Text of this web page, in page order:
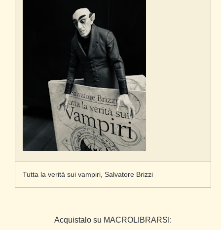
Tutta la verità sui vampiri, Salvatore Brizzi
Acquistalo su MACROLIBRARSI: